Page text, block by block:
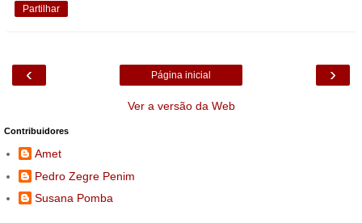
Partilhar
‹ ›
Página inicial
Ver a versão da Web
Contribuidores
Amet
Pedro Zegre Penim
Susana Pomba